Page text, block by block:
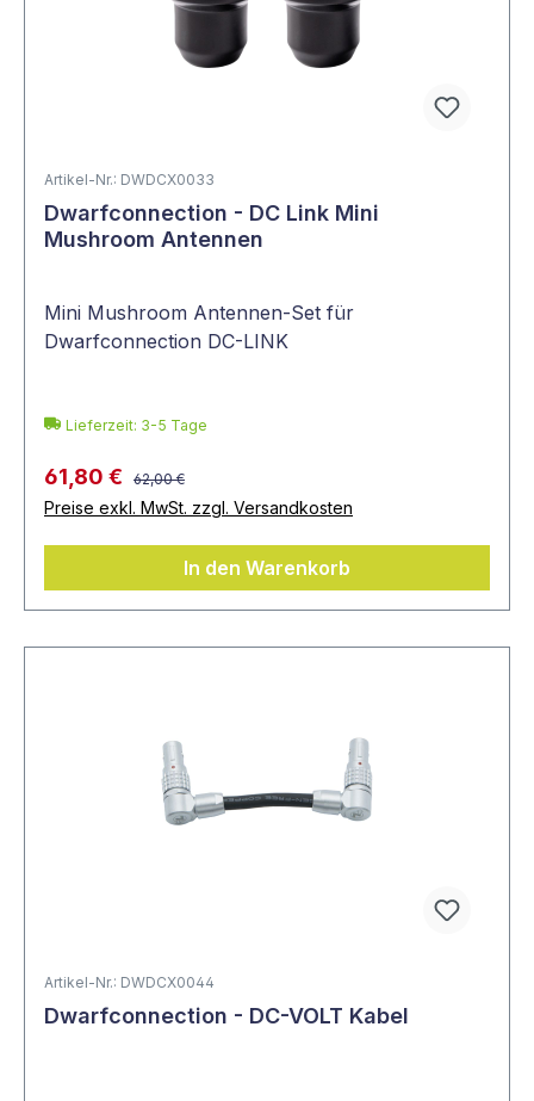
Artikel-Nr.: DWDCX0033
Dwarfconnection - DC Link Mini
Mushroom Antennen
Mini Mushroom Antennen-Set für
Dwarfconnection DC-LINK
Lieferzeit: 3-5 Tage
61,80 € 62,00 €
Preise exkl. MwSt. zzgl. Versandkosten
In den Warenkorb
Artikel-Nr.: DWDCX0044
Dwarfconnection - DC-VOLT Kabel